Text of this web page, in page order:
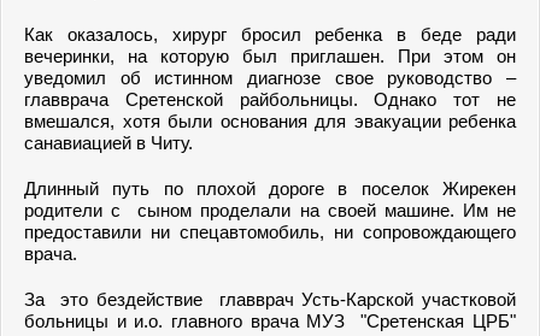
Как оказалось, хирург бросил ребенка в беде ради
вечеринки, на которую был приглашен. При этом он
уведомил об истинном диагнозе свое руководство –
главврача Сретенской райбольницы. Однако тот не
вмешался, хотя были основания для эвакуации ребенка
санавиацией в Читу.
Длинный путь по плохой дороге в поселок Жирекен
родители с сыном проделали на своей машине. Им не
предоставили ни спецавтомобиль, ни сопровождающего
врача.
За это бездействие главврач Усть-Карской участковой
больницы и и.о. главного врача МУЗ "Сретенская ЦРБ"